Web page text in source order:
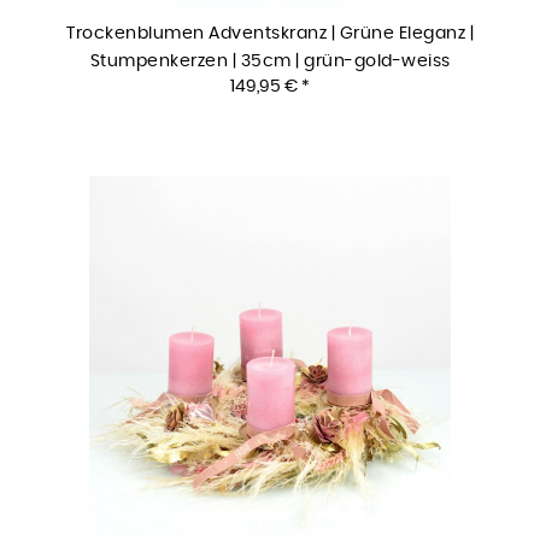
Trockenblumen Adventskranz | Grüne Eleganz |
Stumpenkerzen | 35cm | grün-gold-weiss
149,95 € *